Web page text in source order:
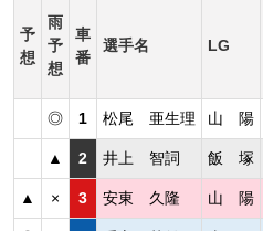
予
想
雨
予
想
車
番
選手名 LG
◎ 1 松尾 亜生理 山 陽
▲ 2 井上 智詞 飯 塚
▲ × 3 安東 久隆 山 陽